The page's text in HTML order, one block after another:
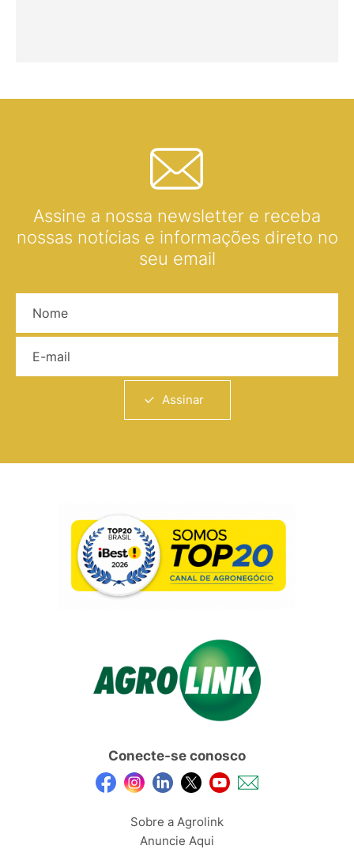
Assine a nossa newsletter e receba
nossas notícias e informações direto no
seu email
Assinar
Conecte-se conosco
Sobre a Agrolink
Anuncie Aqui